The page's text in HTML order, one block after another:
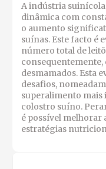
A indústria
dinâmica com
o aumento
suínas. Este facto é
número total de
desmamados. Esta
desafios,
superalimento mais
colostro suíno.
é possível melhorar
estratégias